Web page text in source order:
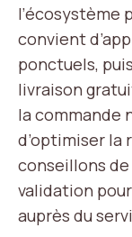
l’écosystème
convient
ponctuels,
livraison
la commande
d’optimiser la
conseillons de
validation
auprès du